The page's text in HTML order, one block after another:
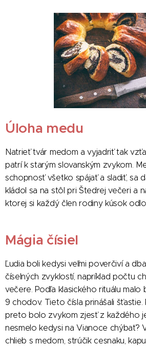
Úloha medu
Natrieť tvár medom a vyjadriť tak
patrí k starým slovanským zvykom.
schopnosť všetko spájať a sladiť, sa
kládol sa na stôl pri Štedrej večeri a
ktorej si každý člen rodiny kúsok
Mágia čísiel
Ľudia boli kedysi veľmi poverčiví a
číselných zvyklostí, napríklad počtu
večere. Podľa klasického rituálu
9 chodov. Tieto čísla prinášali šťastie.
preto bolo zvykom zjesť z každého
nesmelo kedysi na Vianoce chýbať?
chlieb s medom, strúčik cesnaku,